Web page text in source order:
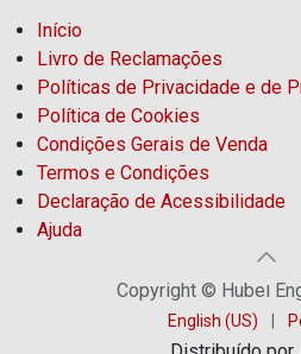
Início
Livro de Reclamações
Políticas de Privacidade e de
Política de Cookies
Condições Gerais de Venda
Termos e Condições
Declaração de Acessibilidade
Ajuda
Copyright © Hubel
English (US)